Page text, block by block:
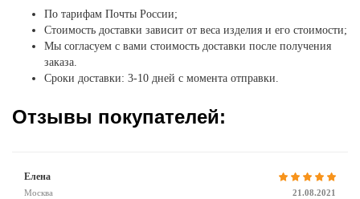
По тарифам Почты России;
Стоимость доставки зависит от веса изделия и его стоимости;
Мы согласуем с вами стоимость доставки после получения
заказа.
Сроки доставки: 3-10 дней с момента отправки.
Отзывы покупателей:
Елена
Москва 21.08.2021